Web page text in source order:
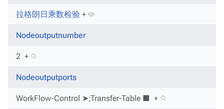
拉格朗日乘数检验 +
Nodeoutputnumber
2 +
Nodeoutputports
WorkFlow-Control ➤;Transfer-Table ■ +